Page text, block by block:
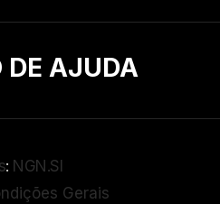
DE AJUDA
: NGN.SI
Gerais